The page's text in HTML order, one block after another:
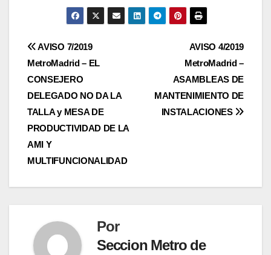
Navegación
de
entradas
AVISO 4/2019
MetroMadrid –
ASAMBLEAS DE
MANTENIMIENTO DE
INSTALACIONES
AVISO 7/2019
MetroMadrid – EL
CONSEJERO
DELEGADO NO DA LA
TALLA y MESA DE
PRODUCTIVIDAD DE LA
AMI Y
MULTIFUNCIONALIDAD
Por
Seccion Metro de